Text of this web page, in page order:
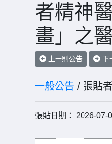
者精神
畫」之
上一則公告 下
一般公告 / 張貼者
張貼日期： 2026-